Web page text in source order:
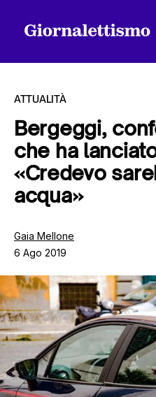
Tutti gli articoli
Chi siamo
Contatti
ATTUALITÀ
Bergeggi,
che ha
«Credevo
acqua»
Gaia Mellone
6 Ago 2019